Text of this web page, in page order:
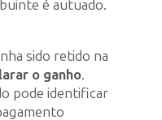
é autuado.
sido retido na
o ganho.
pode identificar